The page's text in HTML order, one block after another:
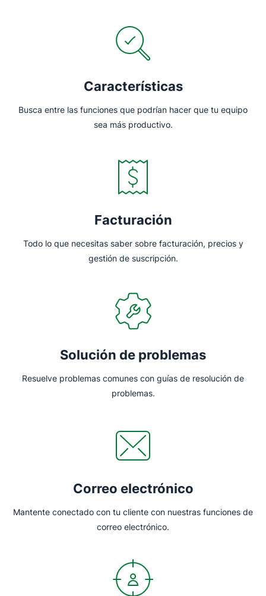
Características
Busca entre las funciones que podrían hacer que tu equipo
sea más productivo.
Facturación
Todo lo que necesitas saber sobre facturación, precios y
gestión de suscripción.
Solución de problemas
Resuelve problemas comunes con guías de resolución de
problemas.
Correo electrónico
Mantente conectado con tu cliente con nuestras funciones de
correo electrónico.